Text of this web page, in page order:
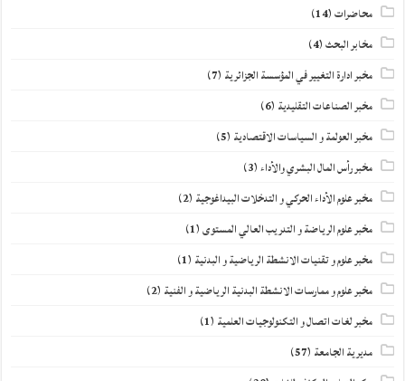
محاضرات(14)
مخابر البحث(4)
مخبر ادارة التغيير في المؤسسة الجزائرية (7)
مخبر الصناعات التقليدية (6)
مخبر العولمة و السياسات الاقتصادية (5)
مخبر رأس المال البشري والأداء(3)
مخبر علوم الأداء الحركي و التدخلات البيداغوجية (2)
مخبر علوم الرياضة و التدريب العالي المستوى(1)
مخبر علوم و تقنيات الانشطة الرياضية و البدنية (1)
مخبر علوم و ممارسات الانشطة البدنية الرياضية و الفنية (2)
مخبر لغات اتصال و التكنولوجيات العلمية (1)
مديرية الجامعة (57)